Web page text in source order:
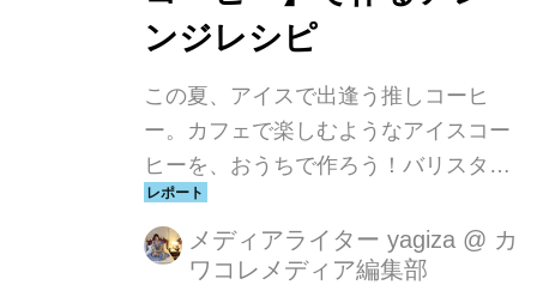
す。
ンジレシピ
この夏、アイスで出逢う推しコーヒ
ー。カフェで楽しむようなアイスコー
ヒーを、おうちで作ろう！バリスタ世
界チャンピオン 粕谷 哲さん監修のも
と作成した「ネスカフェ レギュラーソ
リュブルコーヒー」を使って作るアレ
メディアライター yagiza @ カ
ワコレメディア編集部